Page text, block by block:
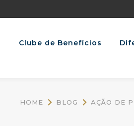
Clube de Benefícios
HOME BLOG AÇÃO DE